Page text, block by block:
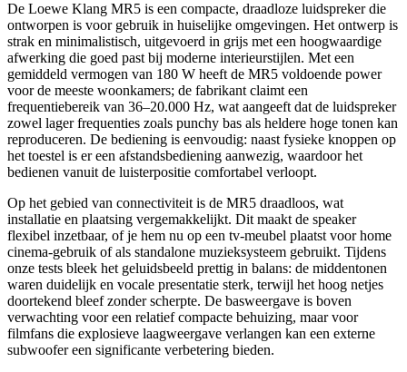
De Loewe Klang MR5 is een compacte, draadloze luidspreker die
ontworpen is voor gebruik in huiselijke omgevingen. Het ontwerp is
strak en minimalistisch, uitgevoerd in grijs met een hoogwaardige
afwerking die goed past bij moderne interieurstijlen. Met een
gemiddeld vermogen van 180 W heeft de MR5 voldoende power
voor de meeste woonkamers; de fabrikant claimt een
frequentiebereik van 36–20.000 Hz, wat aangeeft dat de luidspreker
zowel lager frequenties zoals punchy bas als heldere hoge tonen kan
reproduceren. De bediening is eenvoudig: naast fysieke knoppen op
het toestel is er een afstandsbediening aanwezig, waardoor het
bedienen vanuit de luisterpositie comfortabel verloopt.
Op het gebied van connectiviteit is de MR5 draadloos, wat
installatie en plaatsing vergemakkelijkt. Dit maakt de speaker
flexibel inzetbaar, of je hem nu op een tv-meubel plaatst voor home
cinema‑gebruik of als standalone muzieksysteem gebruikt. Tijdens
onze tests bleek het geluidsbeeld prettig in balans: de middentonen
waren duidelijk en vocale presentatie sterk, terwijl het hoog netjes
doortekend bleef zonder scherpte. De basweergave is boven
verwachting voor een relatief compacte behuizing, maar voor
filmfans die explosieve laagweergave verlangen kan een externe
subwoofer een significante verbetering bieden.